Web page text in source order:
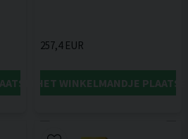
257,4 EUR
IN HET WINKELMANDJE